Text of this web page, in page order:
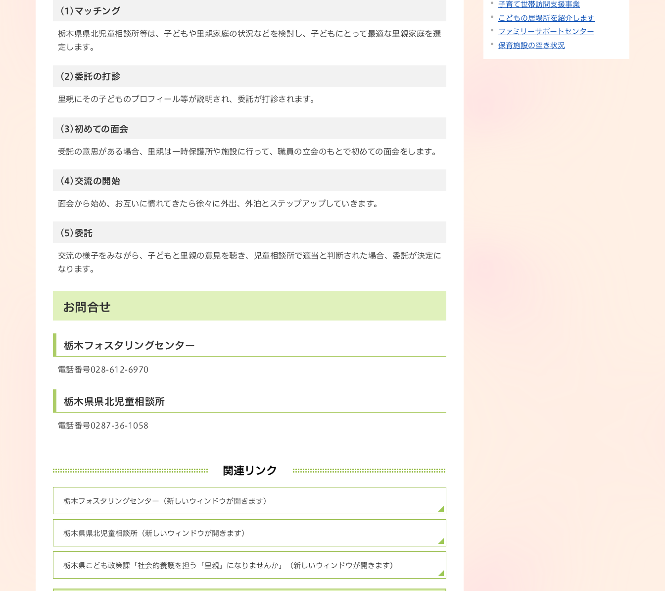
(1)マッチング
栃木県県北児童相談所等は、子どもや里親家庭の状況などを検討し、子どもにとって最適な里親家庭を選
定します。
(2)委託の打診
里親にその子どものプロフィール等が説明され、委託が打診されます。
(3)初めての面会
受託の意思がある場合、里親は一時保護所や施設に行って、職員の立会のもとで初めての面会をします。
(4)交流の開始
面会から始め、お互いに慣れてきたら徐々に外出、外泊とステップアップしていきます。
(5)委託
交流の様子をみながら、子どもと里親の意見を聴き、児童相談所で適当と判断された場合、委託が決定に
なります。
お問合せ
栃木フォスタリングセンター
電話番号028-612-6970
栃木県県北児童相談所
電話番号0287-36-1058
関連リンク
栃木フォスタリングセンター（新しいウィンドウが開きます）
栃木県県北児童相談所（新しいウィンドウが開きます）
栃木県こども政策課「社会的養護を担う「里親」になりませんか」（新しいウィンドウが開きます）
子育て世帯訪問支援事業
こどもの居場所を紹介します
ファミリーサポートセンター
保育施設の空き状況